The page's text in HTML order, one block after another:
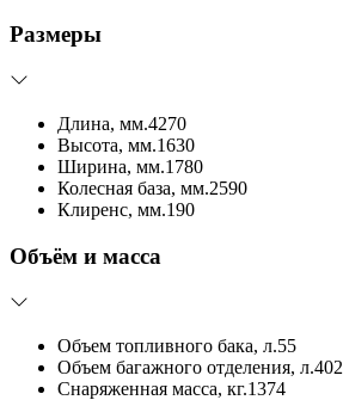
Размеры
Длина, мм.4270
Высота, мм.1630
Ширина, мм.1780
Колесная база, мм.2590
Клиренс, мм.190
Объём и масса
Объем топливного бака, л.55
Объем багажного отделения, л.402
Снаряженная масса, кг.1374